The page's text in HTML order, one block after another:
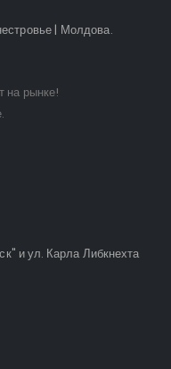
| Молдова.
на рынке!
и ул. Карла Либкнехта